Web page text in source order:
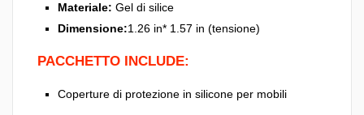
Materiale: Gel di silice
Dimensione:1.26 in* 1.57 in (tensione)
PACCHETTO INCLUDE:
Coperture di protezione in silicone per mobili